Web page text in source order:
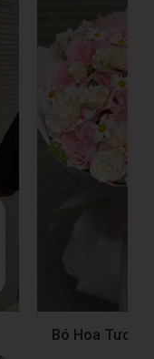
Bó Hoa Tươi -